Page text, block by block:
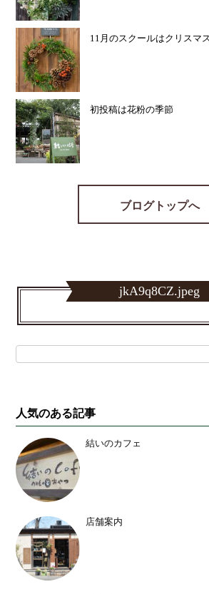
11月のスクールはクリスマ
初投稿は花粉の季節
ブログトップへ
jkA9q8CZ.jpeg
人気のある記事
結いのカフェ
店舗案内